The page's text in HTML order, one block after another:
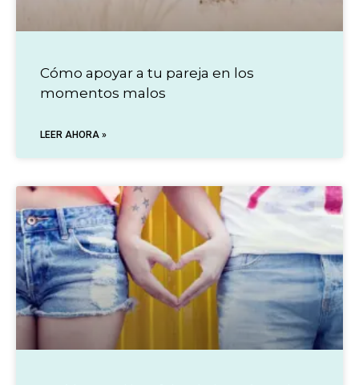
Cómo apoyar a tu pareja en los
momentos malos
LEER AHORA »